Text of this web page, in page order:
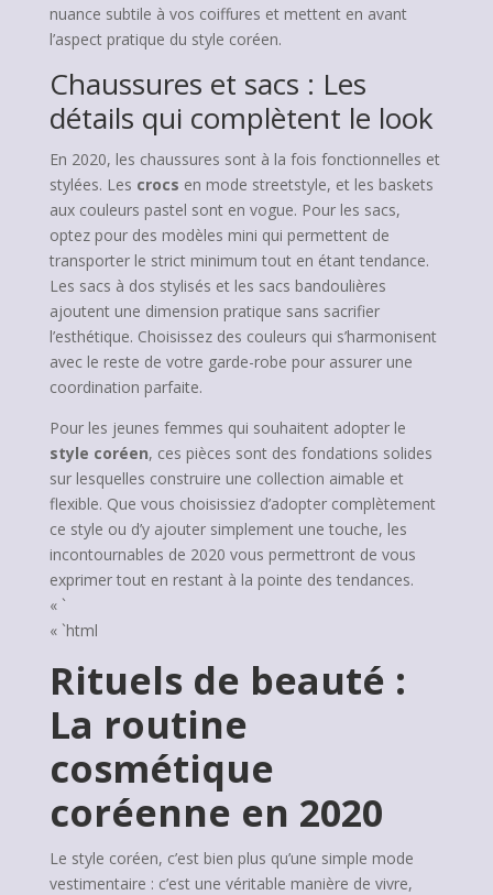
nuance subtile à vos coiffures et mettent en avant
l’aspect pratique du style coréen.
Chaussures et sacs : Les
détails qui complètent le look
En 2020, les chaussures sont à la fois fonctionnelles et
stylées. Les crocs en mode streetstyle, et les baskets
aux couleurs pastel sont en vogue. Pour les sacs,
optez pour des modèles mini qui permettent de
transporter le strict minimum tout en étant tendance.
Les sacs à dos stylisés et les sacs bandoulières
ajoutent une dimension pratique sans sacrifier
l’esthétique. Choisissez des couleurs qui s’harmonisent
avec le reste de votre garde-robe pour assurer une
coordination parfaite.
Pour les jeunes femmes qui souhaitent adopter le
style coréen, ces pièces sont des fondations solides
sur lesquelles construire une collection aimable et
flexible. Que vous choisissiez d’adopter complètement
ce style ou d’y ajouter simplement une touche, les
incontournables de 2020 vous permettront de vous
exprimer tout en restant à la pointe des tendances.
« `
« `html
Rituels de beauté :
La routine
cosmétique
coréenne en 2020
Le style coréen, c’est bien plus qu’une simple mode
vestimentaire : c’est une véritable manière de vivre,